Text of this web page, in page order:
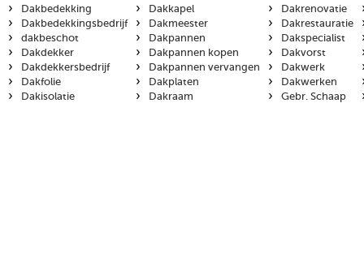
›
Dakbedekking
› Dakbedekkingsbedrijf
› dakbeschot
› Dakdekker
› Dakdekkersbedrijf
› Dakfolie
› Dakisolatie
› Dakkapel
› Dakmeester
› Dakpannen
› Dakpannen kopen
› Dakpannen vervangen
› Dakplaten
› Dakraam
› Dakrenovatie
› Dakrestauratie
› Dakspecialist
› Dakvorst
› Dakwerk
› Dakwerken
› Gebr. Schaap